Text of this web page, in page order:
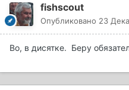
fishscout
Опубликовано 23
Во, в дисятке. Беру